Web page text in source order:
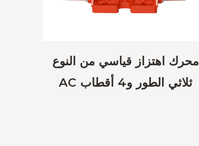
محرك اهتزاز قياسي من النوع
AC ثلاثي الطور و4 أقطاب